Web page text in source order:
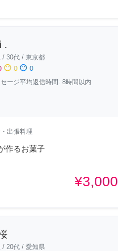
.
/ 30代 / 東京都
sentiment_neutral 0 sentiment_dissatisfied 0
セージ平均返信時間: 8時間以内
出張料理
作るお菓子
¥3,000
/ 20代 / 愛知県